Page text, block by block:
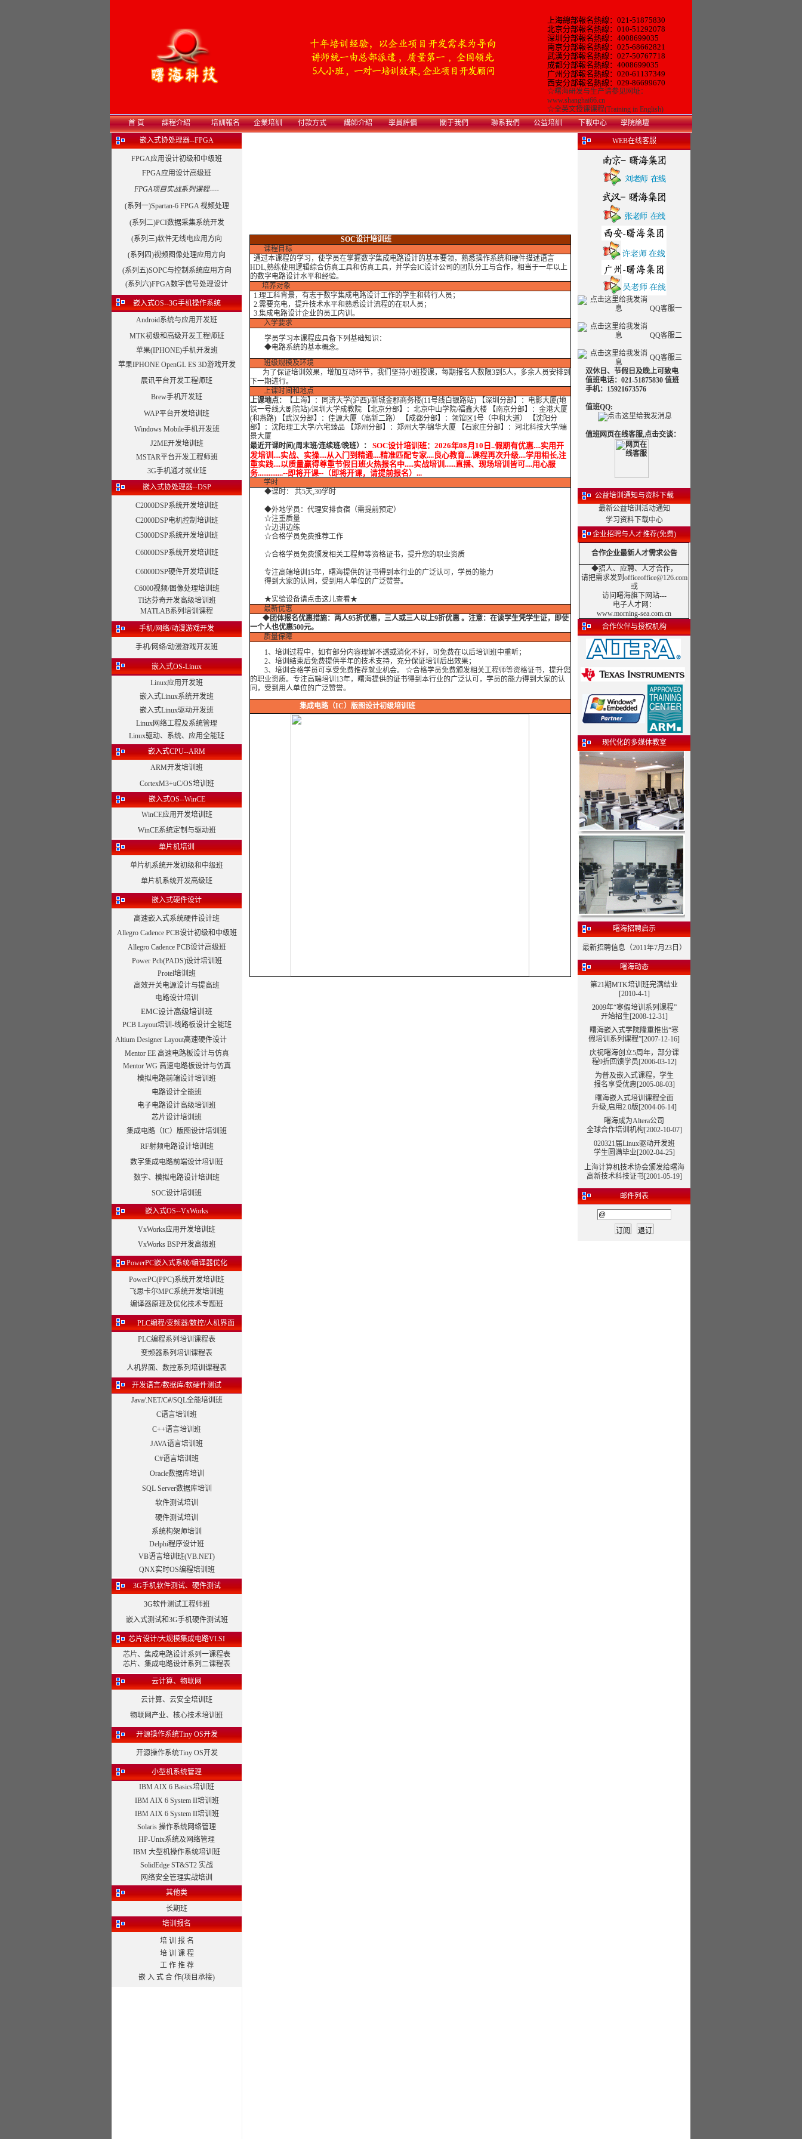
上海總部報名熱線：021-51875830
北京分部報名熱線：010-51292078
深圳分部報名熱線：4008699035
南京分部報名熱線：025-68662821
武漢分部報名熱線：027-50767718
成都分部報名熱線：4008699035
广州 分部報名熱線： 020-61137349
西安分部報名熱線：029-86699670
☆曙海研发与生产请参见网址：
www.shanghai66.cn
☆全英文授课课程(Training in English)
首 頁
課程介紹 培訓報名 企業培訓 付款方式 講師介紹 學員評價 關于我們 聯系我們 公益培訓 下載中心 學院論壇
嵌入式协处理器--FPGA
FPGA应用设计初级和中级班
FPGA应用设计高级班
FPGA项目实战系列课程----
(系列一)Spartan-6 FPGA 视频处理
(系列二)PCI数据采集系统开发
(系列三)软件无线电应用方向
(系列四)视频图像处理应用方向
(系列五)SOPC与控制系统应用方向
(系列六)FPGA数字信号处理设计
嵌入式OS--3G手机操作系统
Android系统与应用开发班
MTK初级和高级开发工程师班
苹果(IPHONE)手机开发班
苹果IPHONE OpenGL ES 3D游戏开发
展讯平台开发工程师班
Brew手机开发班
WAP平台开发培训班
Windows Mobile手机开发班
J2ME开发培训班
MSTAR平台开发工程师班
3G手机通才就业班
嵌入式协处理器--DSP
C2000DSP系统开发培训班
C2000DSP电机控制培训班
C5000DSP系统开发培训班
C6000DSP系统开发培训班
C6000DSP硬件开发培训班
C6000视频/图像处理培训班
TI达芬奇开发高级培训班
MATLAB系列培训课程
手机/网络/动漫游戏开发
手机/网络/动漫游戏开发班
嵌入式OS-Linux
Linux应用开发班
嵌入式Linux系统开发班
嵌入式Linux驱动开发班
Linux网络工程及系统管理
Linux驱动、系统、应用全能班
嵌入式CPU--ARM
ARM开发培训班
CortexM3+uC/OS培训班
嵌入式OS--WinCE
WinCE应用开发培训班
WinCE系统定制与驱动班
单片机培训
单片机系统开发初级和中级班
单片机系统开发高级班
嵌入式硬件设计
高速嵌入式系统硬件设计班
Allegro Cadence PCB设计初级和中级班
Allegro Cadence PCB设计高级班
Power Pcb(PADS)设计培训班
Protel培训班
高效开关电源设计与提高班
电路设计培训
EMC设计高级培训班
PCB Layout培训-线路板设计全能班
Altium Designer Layout高速硬件设计
Mentor EE 高速电路板设计与仿真
Mentor WG 高速电路板设计与仿真
模拟电路前端设计培训班
电路设计全能班
电子电路设计高级培训班
芯片设计培训班
集成电路（IC）版图设计培训班
RF射频电路设计培训班
数字集成电路前端设计培训班
数字、模拟电路设计培训班
SOC设计培训班
嵌入式OS--VxWorks
VxWorks应用开发培训班
VxWorks BSP开发高级班
PowerPC嵌入式系统/编译器优化
PowerPC(PPC)系统开发培训班
飞思卡尔MPC系统开发培训班
编译器原理及优化技术专题班
PLC编程/变频器/数控/人机界面
PLC编程系列培训课程表
变频器系列培训课程表
人机界面、数控系列培训课程表
开发语言/数据库/软硬件测试
Java/.NET/C#/SQL全能培训班
C语言培训班
C++语言培训班
JAVA语言培训班
C#语言培训班
Oracle数据库培训
SQL Server数据库培训
软件测试培训
硬件测试培训
系统构架师培训
Delphi程序设计班
VB语言培训班(VB.NET)
QNX实时OS编程培训班
3G手机软件测试、硬件测试
3G软件测试工程师班
嵌入式测试和3G手机硬件测试班
芯片设计/大规模集成电路VLSI
芯片、集成电路设计系列一课程表
芯片、集成电路设计系列二课程表
云计算、物联网
云计算、云安全培训班
物联网产业、核心技术培训班
开源操作系统Tiny OS开发
开源操作系统Tiny OS开发
小型机系统管理
IBM AIX 6 Basics培训班
IBM AIX 6 System II培训班
IBM AIX 6 System II培训班
Solaris 操作系统网络管理
HP-Unix系统及网络管理
IBM 大型机操作系统培训班
SolidEdge ST&ST2 实战
网络安全管理实战培训
其他类
长期班
培训报名
培 训 报 名
培 训 课 程
工 作 推 荐
嵌 入 式 合 作(项目承接)
WEB在线客服
QQ客服一
QQ客服二
QQ客服三
双休日、节假日及晚上可致电
值班电话：021-51875830 值班
手机：15921673576
值班QQ:
值班网页在线客服,点击交谈：
公益培训通知与资料下载
最新公益培训活动通知
学习资料下载中心
企业招聘与人才推荐(免费)
合作企业最新人才需求公告
◆招人、应聘、人才合作，
请把需求发到officeoffice@126.com
或
访问曙海旗下网站---
电子人才网 ：
www.morning-sea.com.cn
合作伙伴与授权机构
现代化的多媒体教室
曙海招聘启示
最新招聘信息（2011年7月23日）
曙海动态
第21期MTK培训班完满结业
[2010-4-1]
2009年“寒假培训系列课程”
开始招生[2008-12-31]
曙海嵌入式学院隆重推出“寒
假培训系列课程”[2007-12-16]
庆祝曙海创立5周年，部分课
程9折回馈学员[2006-03-12]
为普及嵌入式课程，学生
报名享受优惠[2005-08-03]
曙海嵌入式培训课程全面
升级,启用2.0版[2004-06-14]
曙海成为Altera公司
全球合作培训机构[2002-10-07]
020321届Linux驱动开发班
学生圆满毕业[2002-04-25]
上海计算机技术协会颁发给曙海
高新技术科技证书[2001-05-19]
邮件列表
SOC设计培训班
课程目标
通过本课程的学习，使学员在掌握数字集成电路设计的基本要领，熟悉操作系统和硬件描述语言
HDL,熟练使用逻辑综合仿真工具和仿真工具，并学会IC设计公司的团队分工与合作，相当于一年以上
的数字电路设计水平和经验。
培养对象
1.理工科背景，有志于数字集成电路设计工作的学生和转行人员；
2.需要充电，提升技术水平和熟悉设计流程的在职人员；
3.集成电路设计企业的员工内训。
入学要求
学员学习本课程应具备下列基础知识：
◆电路系统的基本概念。
班级规模及环境
为了保证培训效果，增加互动环节，我们坚持小班授课，每期报名人数限3到5人，多余人员安排到
下一期进行。
上课时间和地点
上课地点：
【上海】：同济大学(沪西)/新城金郡商务楼(11号线白银路站) 【深圳分部】：电影大厦(地
铁一号线大剧院站)/深圳大学成教院 【北京分部】：北京中山学院/福鑫大楼 【南京分部】：金港大厦
(和燕路) 【武汉分部】：佳源大厦（高新二路） 【成都分部】：领馆区1号（中和大道） 【沈阳分
部】：沈阳理工大学/六宅臻品 【郑州分部】：郑州大学/锦华大厦 【石家庄分部】：河北科技大学/瑞
景大厦
最近开课时间(周末班/连续班/晚班）
：
SOC设计培训班：2026年08月10日..假期有优惠....实用开
发培训....实战、实操....从入门到精通....精准匹配专家....良心教育....课程再次升级....学用相长,注
重实践....以质量赢得尊重节假日班火热报名中.....实战培训......直播、现场培训皆可....用心服
务..............--即将开课--（即将开课，请提前报名）...
学时
◆课时： 共5天,30学时
◆外地学员：代理安排食宿（需提前预定）
☆注重质量
☆边讲边练
☆合格学员免费推荐工作
☆合格学员免费颁发相关工程师等资格证书，提升您的职业资质
专注高端培训15年，曙海提供的证书得到本行业的广泛认可，学员的能力
得到大家的认同，受到用人单位的广泛赞誉。
★实验设备请点击这儿查看★
最新优惠
◆团体报名优惠措施： 两人95折优惠，三人或三人以上9折优惠 。注意：在读学生凭学生证，即使
一个人也优惠500元。
质量保障
1、培训过程中，如有部分内容理解不透或消化不好，可免费在以后培训班中重听；
2、培训结束后免费提供半年的技术支持，充分保证培训后出效果；
3、培训合格学员可享受免费推荐就业机会。 ☆合格学员免费颁发相关工程师等资格证书，提升您
的职业资质。专注高端培训13年，曙海提供的证书得到本行业的广泛认可，学员的能力得到大家的认
同，受到用人单位的广泛赞誉。
集成电路（IC）版图设计初级培训班